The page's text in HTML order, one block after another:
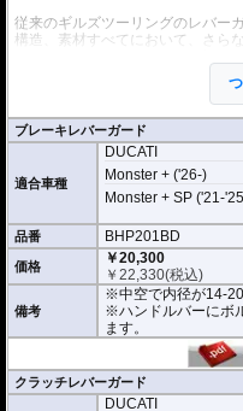
従来のギルズツーリングのレバー
構造、素材すべてにおいて、さら
本体はアルミビレットからの削り
プロテクションピースは耐磨耗性
アリング樹脂を採用。
軽量化と剛性、柔軟性を高い次元
開き角の調節も可能。調節幅は内
トレバーの使用時などにも対応しま
※写真はシリーズ代表イメージで
があります。
ブレーキレバーガード
適合車種
DUCATI
Monster + ('26-)
Monster + SP ('21-
品番 BHP201BD
価格
￥20,300
￥22,330(税込)
備考
※中空で内径が14-
※ハンドルバーにボ
ます。
クラッチレバーガード
DUCATI